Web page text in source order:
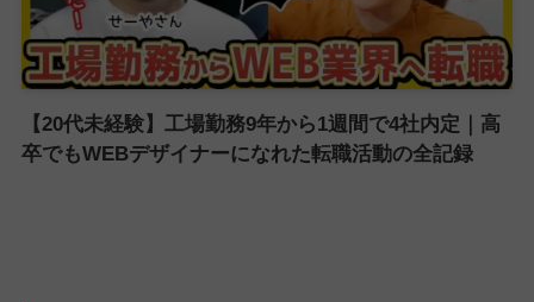
【20代未経験】工場勤務9年から1週間で4社内定｜高
卒でもWEBデザイナーになれた転職活動の全記録